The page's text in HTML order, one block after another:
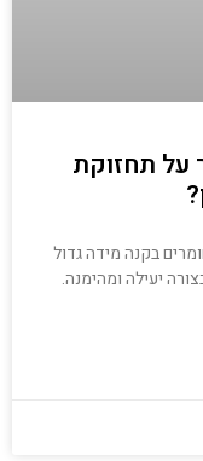
על תחזוקת
בקנה מידה גדול
יעילה ומהימנה.